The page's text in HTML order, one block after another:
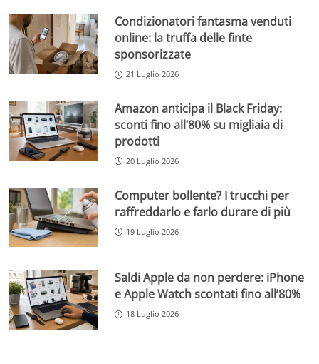
Condizionatori fantasma venduti
online: la truffa delle finte
sponsorizzate
21 Luglio 2026
Amazon anticipa il Black Friday:
sconti fino all’80% su migliaia di
prodotti
20 Luglio 2026
Computer bollente? I trucchi per
raffreddarlo e farlo durare di più
19 Luglio 2026
Saldi Apple da non perdere: iPhone
e Apple Watch scontati fino all’80%
18 Luglio 2026